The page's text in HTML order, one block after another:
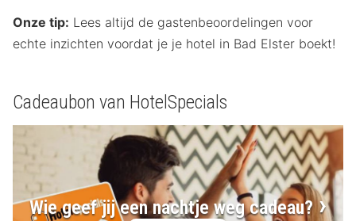
Onze tip: Lees altijd de gastenbeoordelingen voor
echte inzichten voordat je je hotel in Bad Elster boekt!
Cadeaubon van HotelSpecials
Wie geef jij een nachtje weg cadeau?